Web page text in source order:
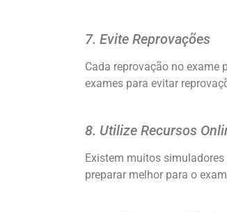
7. Evite Reprovações
Cada reprovação no exame
exames para evitar
8. Utilize Recursos
Existem muitos
preparar melhor para o